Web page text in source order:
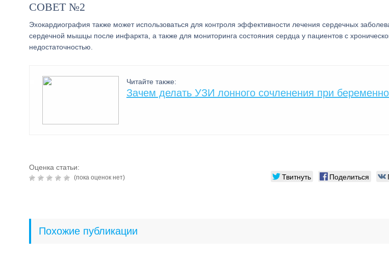
СОВЕТ №2
Эхокардиография также может использоваться для контроля эффективности лечения сердечных
сердечной мышцы после инфаркта, а также для мониторинга состояния сердца у пациентов с
недостаточностью.
Читайте также:
Зачем делать УЗИ лонного сочленения при
Оценка статьи:
(пока оценок нет) Твитнуть Поделиться
Похожие публикации